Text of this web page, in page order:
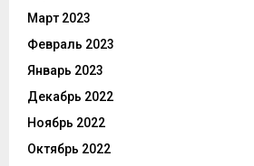
Март 2023
Февраль 2023
Январь 2023
Декабрь 2022
Ноябрь 2022
Октябрь 2022